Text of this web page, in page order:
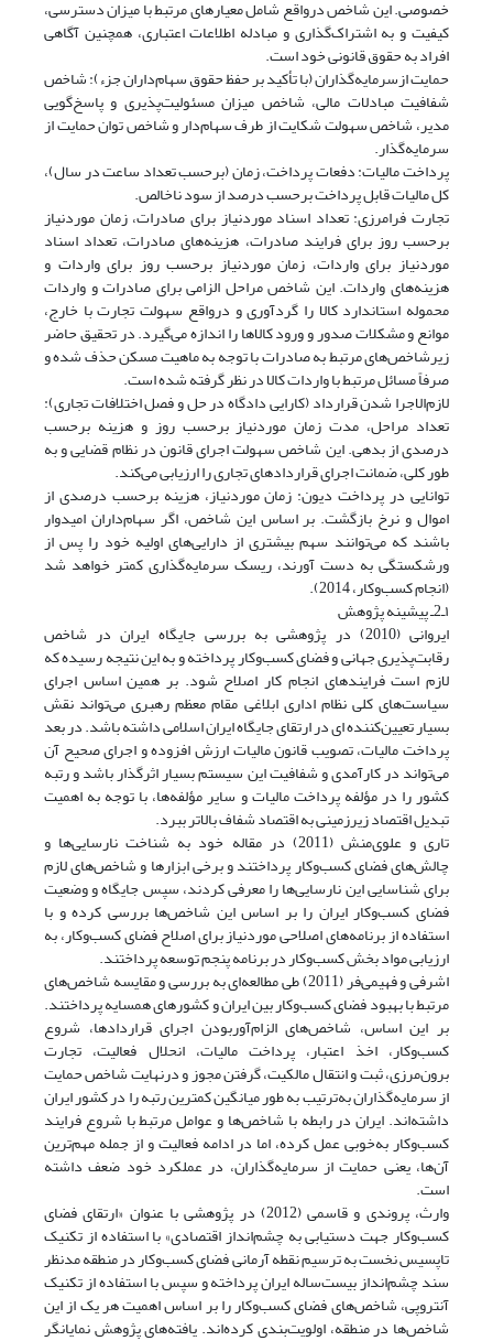
خصوصی. این شاخص درواقع شامل معیارهای مرتبط با میزان دسترسی،
کیفیت و به اشتراک‌گذاری و مبادله اطلاعات اعتباری، همچنین آگاهی
افراد به حقوق قانونی خود است.
حمایت ازسرمایه‌گذاران (با تأکید بر حفظ حقوق سهام‌داران جزء): شاخص
شفافیت مبادلات مالی، شاخص میزان مسئولیت‌پذیری و پاسخ‌گویی
مدیر، شاخص سهولت شکایت از طرف سهام‌دار و شاخص توان حمایت از
سرمایه‌گذار.
پرداخت مالیات: دفعات پرداخت، زمان (برحسب تعداد ساعت در سال)،
کل مالیات قابل پرداخت برحسب درصد از سود ناخالص.
تجارت فرا‌‌مرزی: تعداد اسناد موردنیاز برای صادرات، زمان موردنیاز
برحسب روز برای فرایند صادرات، هزینه‌های صادرات، تعداد اسناد
موردنیاز برای واردات، زمان موردنیاز برحسب روز برای واردات و
هزینه‌های واردات. این شاخص مراحل الزامی برای صادرات و واردات
محموله استاندارد کالا را گردآوری و درواقع سهولت تجارت با خارج،
موانع و مشکلات صدور و ورود کالاها را اندازه می‌گیرد. در تحقیق حاضر
زیرشاخص‌های مرتبط به صادرات با توجه به ماهیت مسکن حذف شده و
صرفاً مسائل مرتبط با واردات کالا در نظر گرفته شده است.
لازم‌الاجرا شدن قرارداد (کارایی دادگاه در حل و فصل اختلافات تجاری):
تعداد مراحل، مدت زمان موردنیاز برحسب روز و هزینه برحسب
درصدی از بدهی. این شاخص سهولت اجرای قانون در نظام قضایی و به
طور کلی، ضمانت اجرای قراردادهای تجاری را ارزیابی می‌کند.
توانایی در پرداخت دیون: زمان موردنیاز، هزینه برحسب درصدی از
اموال و نرخ بازگشت. بر اساس این شاخص، اگر سهام‌داران امیدوار
باشند که می‌توانند سهم بیشتری از دارایی‌های اولیه خود را پس از
ورشکستگی به دست آورند، ریسک سرمایه‌گذاری کمتر خواهد شد
(انجام کسب‌وکار، 2014).
۱ـ2ـ پیشینه پژوهش
ایروانی (2010) در پژوهشی به بررسی جایگاه ایران در شاخص
رقابت‌پذیری جهانی و فضای کسب‌وکار پرداخته و به این نتیجه رسیده که
لازم است فرایندهای انجام کار اصلاح شود. بر همین اساس اجرای
سیاست‌های کلی نظام اداری ابلاغی مقام معظم رهبری می‌تواند نقش
بسیار تعیین‌کننده ای در ارتقای جایگاه ایران اسلامی داشته باشد. در بعد
پرداخت مالیات، تصویب قانون مالیات ارزش افزوده و اجرای صحیح آن
می‌تواند در کارآمدی و شفافیت این سیستم بسیار اثرگذار باشد و رتبه
کشور را در مؤلفه پرداخت مالیات و سایر مؤلفه‌ها، با توجه به اهمیت
تبدیل اقتصاد زیرزمینی به اقتصاد شفاف بالاتر ببرد.
تاری و علوی‌منش (2011) در مقاله خود به شناخت نارسایی‌ها و
چالش‌های فضای کسب‌وکار پرداختند و برخی ابزارها و شاخص‌های لازم
برای شناسایی این نارسایی‌ها را معرفی کردند، سپس جایگاه و وضعیت
فضای کسب‌وکار ایران را بر اساس این شاخص‌ها بررسی کرده و با
استفاده از برنامه‌های اصلاحی موردنیاز برای اصلاح فضای کسب‌وکار، به
ارزیابی مواد بخش کسب‌وکار در برنامه پنجم توسعه پرداختند.
اشرفی و فهیمی‌فر (2011) طی مطالعه‌ای به بررسی و مقایسه شاخص‌های
مرتبط با بهبود فضای کسب‌وکار بین ایران و کشورهای همسایه پرداختند.
بر این اساس، شاخص‌های الزام‌آوربودن اجرای قراردادها، شروع
کسب‌وکار، اخذ اعتبار، پرداخت مالیات، انحلال فعالیت، تجارت
برون‌مرزی، ثبت و انتقال مالکیت، گرفتن مجوز و درنهایت شاخص حمایت
از سرمایه‌گذاران به‌ترتیب به طور میانگین کمترین رتبه را در کشور ایران
داشته‌اند. ایران در رابطه با شاخص‌ها و عوامل مرتبط با شروع فرایند
کسب‌وکار به‌خوبی عمل کرده، اما در ادامه فعالیت و از جمله مهم‌ترین
آن‌ها، یعنی حمایت از سرمایه‌گذاران، در عملکرد خود ضعف داشته
است.
وارث، پروندی و قاسمی (2012) در پژوهشی با عنوان «ارتقای فضای
کسب‌وکار جهت دستیابی به چشم‌انداز اقتصادی» با استفاده از تکنیک
تاپسیس نخست به ترسیم نقطه آرمانی فضای کسب‌وکار در منطقه مدنظر
سند چشم‌انداز بیست‌ساله ایران پرداخته و سپس با استفاده از تکنیک
آنتروپی، شاخص‌های فضای کسب‌وکار را بر اساس اهمیت هر یک از این
شاخص‌ها در منطقه، اولویت‌بندی کرده‌اند. یافته‌های پژوهش نمایانگر